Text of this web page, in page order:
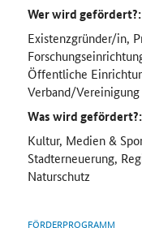
Wer wird gefördert?:
Existenzgründer/in,
Öffentliche
Verband/Vereinigung
Was wird gefördert?:
Kultur, Medien &
Stadterneuerung,
Naturschutz
FÖRDERPROGRAMM